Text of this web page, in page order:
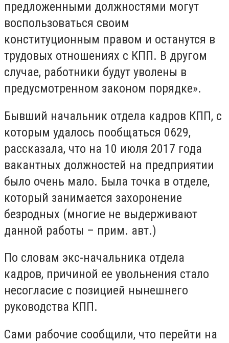
предложенными должностями могут
воспользоваться своим
конституционным правом и останутся в
трудовых отношениях с КПП. В другом
случае, работники будут уволены в
предусмотренном законом порядке».
Бывший начальник отдела кадров КПП, с
которым удалось пообщаться 0629,
рассказала, что на 10 июля 2017 года
вакантных должностей на предприятии
было очень мало. Была точка в отделе,
который занимается захоронение
безродных (многие не выдерживают
данной работы – прим. авт.)
По словам экс-начальника отдела
кадров, причиной ее увольнения стало
несогласие с позицией нынешнего
руководства КПП.
Сами рабочие сообщили, что перейти на